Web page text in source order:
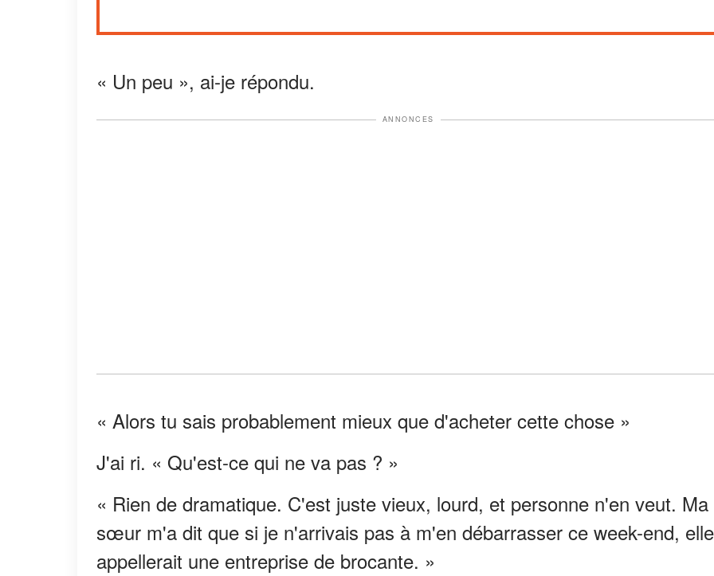
« Un peu », ai-je répondu.
ANNONCES
« Alors tu sais probablement mieux que d'acheter cette chose »
J'ai ri. « Qu'est-ce qui ne va pas ? »
« Rien de dramatique. C'est juste vieux, lourd, et personne n'en veut. Ma
sœur m'a dit que si je n'arrivais pas à m'en débarrasser ce week-end, elle
appellerait une entreprise de brocante. »